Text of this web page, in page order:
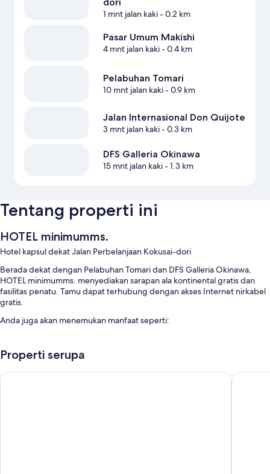
dori
1 mnt jalan kaki- 0.2 km
Pasar Umum Makishi
4 mnt jalan kaki- 0.4 km
Pelabuhan Tomari
10 mnt jalan kaki- 0.9 km
Jalan Internasional Don Quijote
3 mnt jalan kaki- 0.3 km
DFS Galleria Okinawa
15 mnt jalan kaki- 1.3 km
Tentang properti ini
HOTEL minimumms.
Hotel kapsul dekat Jalan Perbelanjaan Kokusai-dori
Berada dekat dengan Pelabuhan Tomari dan DFS Galleria Okinawa,
HOTEL minimumms. menyediakan sarapan ala kontinental gratis dan
fasilitas penatu. Tamu dapat terhubung dengan akses Internet nirkabel
gratis.
Anda juga akan menemukan manfaat seperti:
Fitur kamar
Semua 64 kamar menawarkan fasilitas seperti WiFi gratis.
Properti serupa
Mr.KINJO in HAIBISU NISHIMACHI Victoria